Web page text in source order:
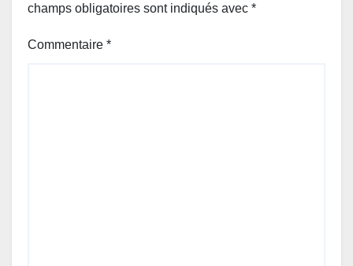
champs obligatoires sont indiqués avec *
Commentaire *